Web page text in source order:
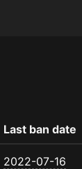
Last ban date
2022-07-16